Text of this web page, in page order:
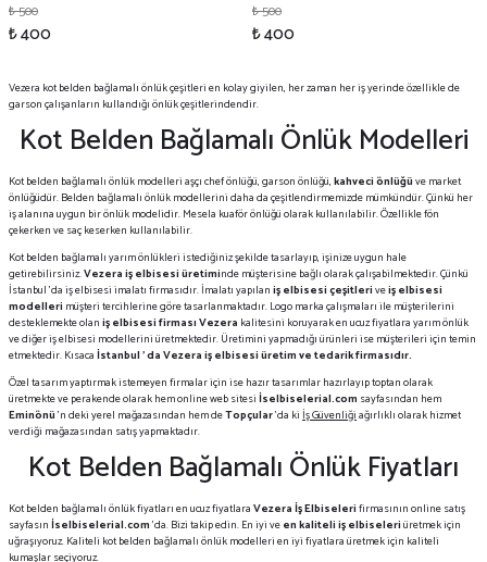
₺ 500
₺ 400
₺ 500
₺ 400
Vezera kot belden bağlamalı önlük çeşitleri en kolay giyilen, her zaman her iş yerinde özellikle de
garson çalışanların kullandığı önlük çeşitlerindendir.
Kot Belden Bağlamalı Önlük Modelleri
Kot belden bağlamalı önlük modelleri aşçı chef önlüğü, garson önlüğü,kahveci önlüğüve market
önlüğüdür. Belden bağlamalı önlük modellerini daha da çeşitlendirmemizde mümkündür. Çünkü her
iş alanına uygun bir önlük modelidir. Mesela kuaför önlüğü olarak kullanılabilir. Özellikle fön
çekerken ve saç keserken kullanılabilir.
Kot belden bağlamalı yarım önlükleri istediğiniz şekilde tasarlayıp, işinize uygun hale
getirebilirsiniz.Vezera iş elbisesi üretiminde müşterisine bağlı olarak çalışabilmektedir. Çünkü
İstanbul 'da iş elbisesi imalatı firmasıdır. İmalatı yapılaniş elbisesi çeşitleriveiş elbisesi
modelleri müşteri tercihlerine göre tasarlanmaktadır. Logo marka çalışmaları ile müşterilerini
desteklemekte olaniş elbisesi firması Vezera kalitesini koruyarak en ucuz fiyatlara yarım önlük
ve diğer iş elbisesi modellerini üretmektedir. Üretimini yapmadığı ürünleri ise müşterileri için temin
etmektedir. Kısacaİstanbul ' da Vezera iş elbisesi üretim ve tedarik firmasıdır.
Özel tasarım yaptırmak istemeyen firmalar için ise hazır tasarımlar hazırlayıp toptan olarak
üretmekte ve perakende olarak hem online web sitesiİselbiselerial.com sayfasından hem
Eminönü'n deki yerel mağazasından hem deTopçular'da kiİş Güvenliğiağırlıklı olarak hizmet
verdiği mağazasından satış yapmaktadır.
Kot Belden Bağlamalı Önlük Fiyatları
Kot belden bağlamalı önlük fiyatları en ucuz fiyatlaraVezera İş Elbiselerifirmasının online satış
sayfasınİselbiselerial.com'da. Bizi takip edin. En iyi veen kaliteli iş elbiseleriüretmek için
uğraşıyoruz. Kaliteli kot belden bağlamalı önlük modelleri en iyi fiyatlara üretmek için kaliteli
kumaşlar seçiyoruz.